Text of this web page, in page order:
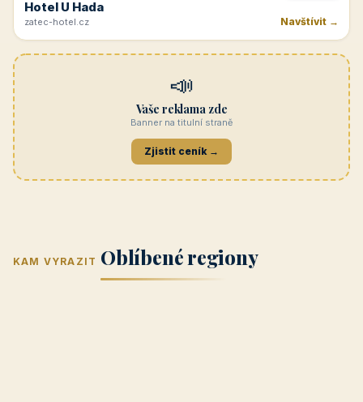
Beskydy
penzionrozkvet.cz Navštívit →
📣